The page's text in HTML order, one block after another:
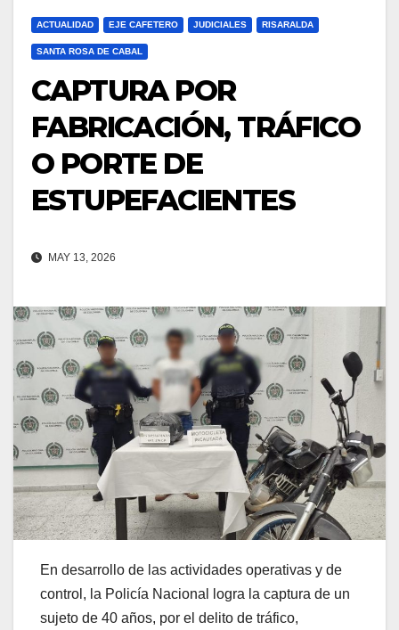
ACTUALIDAD EJE CAFETERO JUDICIALES RISARALDA
SANTA ROSA DE CABAL
CAPTURA POR
FABRICACIÓN, TRÁFICO
O PORTE DE
ESTUPEFACIENTES
MAY 13, 2026
En desarrollo de las actividades operativas y de
control, la Policía Nacional logra la captura de un
sujeto de 40 años, por el delito de tráfico,